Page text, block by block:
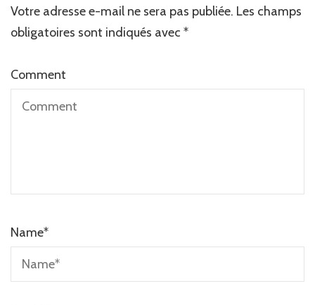
Votre adresse e-mail ne sera pas publiée. Les champs
obligatoires sont indiqués avec *
Comment
Name*